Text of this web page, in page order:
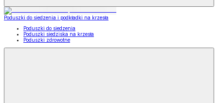
Poduszki do siedzenia i podkładki na krzesła
Poduszki do siedzenia
Poduszki siedziska na krzesła
Poduszki zdrowotne